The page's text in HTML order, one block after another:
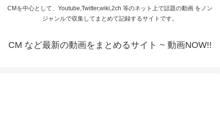
CMを中心として、Youtube,Twitter,wiki,2ch 等のネット上で話題の動画 をノン
ジャンルで収集してまとめて記録するサイトです。
CM など最新の動画をまとめるサイト ~ 動画NOW!!